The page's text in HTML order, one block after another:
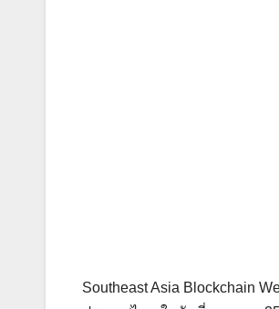
Southeast Asia Blockchain